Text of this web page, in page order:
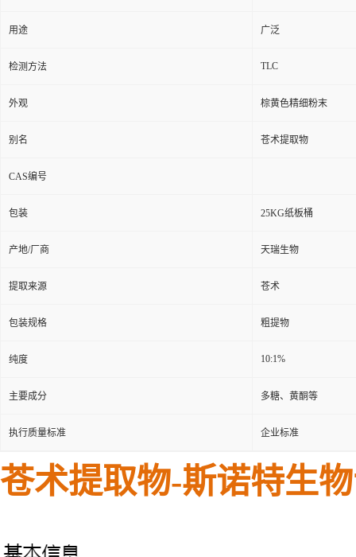
用途 广泛
检测方法 TLC
外观 棕黄色精细粉末
别名 苍术提取物
CAS编号
包装 25KG纸板桶
产地/厂商 天瑞生物
提取来源 苍术
包装规格 粗提物
纯度 10:1%
主要成分 多糖、黄酮等
执行质量标准 企业标准
苍术提取物-斯诺特生